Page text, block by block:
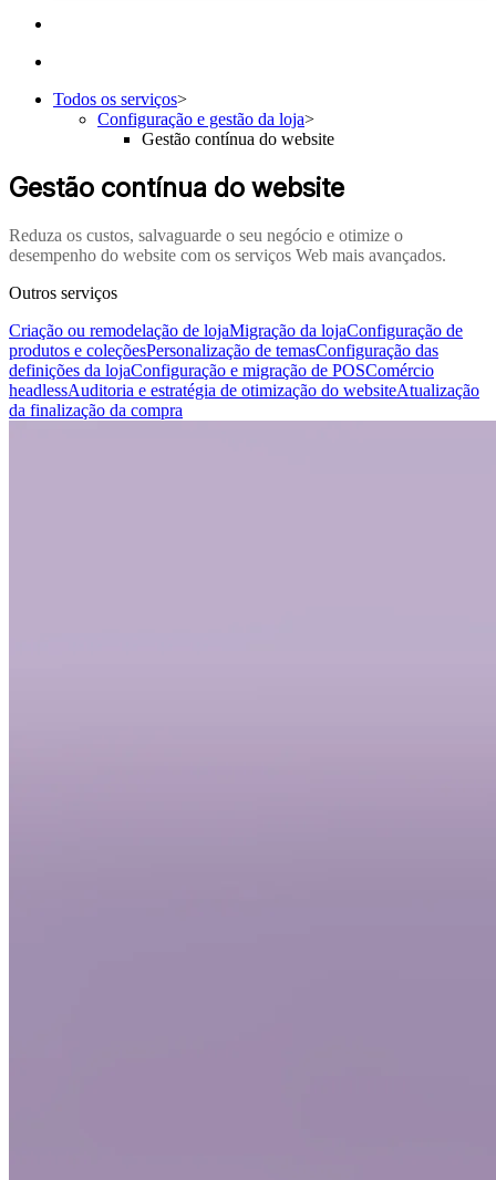
Todos os serviços>
Configuração e gestão da loja>
Gestão contínua do website
Gestão contínua do website
Reduza os custos, salvaguarde o seu negócio e otimize o
desempenho do website com os serviços Web mais avançados.
Outros serviços
Criação ou remodelação de lojaMigração da lojaConfiguração de
produtos e coleçõesPersonalização de temasConfiguração das
definições da lojaConfiguração e migração de POSComércio
headlessAuditoria e estratégia de otimização do websiteAtualização
da finalização da compra